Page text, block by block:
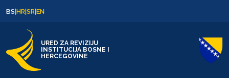
BS|HR|SR|EN
URED ZA REVIZIJU
INSTITUCIJA BOSNE I
HERCEGOVINE